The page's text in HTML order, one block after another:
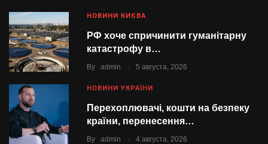
НОВИНИ КИЄВА
РФ хоче спричинити гуманітарну
катастрофу в…
By admin . 5 августа, 2026
НОВИНИ УКРАЇНИ
Перехоплювачі, кошти на безпеку
країни, перенесення…
By admin . 4 августа, 2026